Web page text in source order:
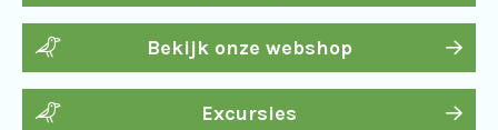
Bekijk onze webshop
Excursies